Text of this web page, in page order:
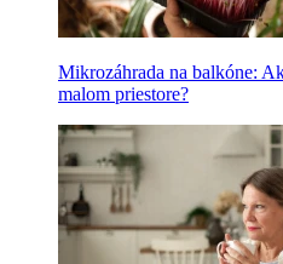
Mikrozáhrada na balkóne:
malom priestore?